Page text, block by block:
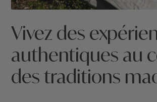
Vivez des
authentiques au
des traditions